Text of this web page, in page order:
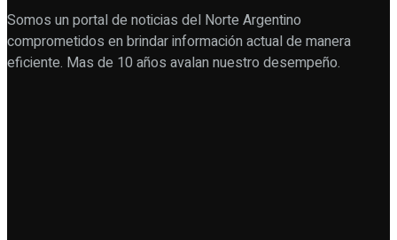
Somos un portal de noticias del Norte Argentino
comprometidos en brindar información actual de manera
eficiente. Mas de 10 años avalan nuestro desempeño.